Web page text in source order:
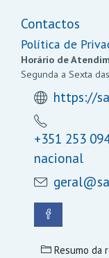
Contactos
Política de
Horário de
Segunda a Sexta
https://
+351 253
nacional
Resumo da